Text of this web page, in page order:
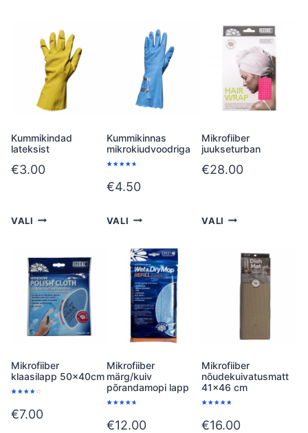
Kummikindad
lateksist
€3.00
VALI
Kummikinnas
mikrokiudvoodriga
kliendi
hinnangu
€4.50
VALI
Mikrofiiber
juukseturban
€28.00
VALI
Mikrofiiber
klaasilapp 50x40cm
kliendi
hinnang
€7.00
Mikrofiiber
märg/kuiv
põrandamopi lapp
kliendi
hinnangu
€12.00
Mikrofiiber
nõudekuivatusmatt
41×46 cm
kliendi
hinnangu
€16.00